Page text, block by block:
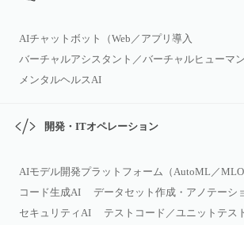
AIチャットボット（Web／アプリ導入
バーチャルアシスタント／バーチャルヒューマン
メンタルヘルスAI
開発・ITオペレーション
AIモデル開発プラットフォーム（AutoML／
コード生成AI
データセット作成・アノテーシ
セキュリティAI
テストコード／ユニットテス